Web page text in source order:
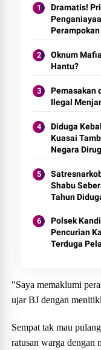
Dramatis!
Oknum
Hantu?
Pemasakan
Ilegal
Diduga
Kuasai
Negara
Shabu
Tahun
Polsek
Pencurian
Terduga
"Saya memaklumi
ujar BJ dengan
Sempat tak mau
ratusan warga dengan